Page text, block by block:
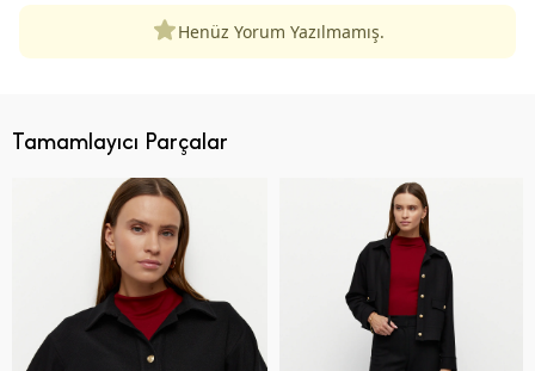
Henüz Yorum Yazılmamış.
Tamamlayıcı Parçalar